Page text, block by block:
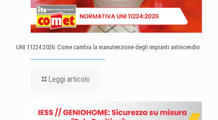
UNI 11224:2026: Come cambia la manutenzione degli impianti antincendio
Leggi articolo